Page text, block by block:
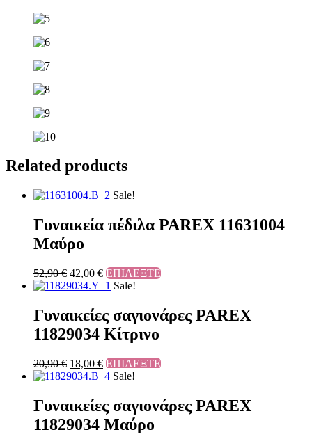
Related products
Sale!
Γυναικεία πέδιλα PAREX 11631004
Μαύρο
52,90€ 42,00 € ΕΠΙΛΕΞΤΕ
Sale!
Γυναικείες σαγιονάρες PAREX
11829034 Κίτρινο
20,90€ 18,00 € ΕΠΙΛΕΞΤΕ
Sale!
Γυναικείες σαγιονάρες PAREX
11829034 Μαύρο